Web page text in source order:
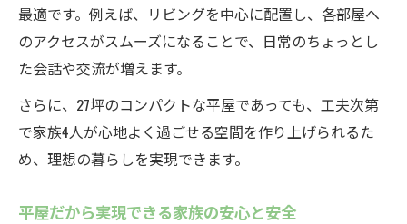
最適です。例えば、リビングを中心に配置し、各部屋へ
のアクセスがスムーズになることで、日常のちょっとし
た会話や交流が増えます。
さらに、27坪のコンパクトな平屋であっても、工夫次第
で家族4人が心地よく過ごせる空間を作り上げられるた
め、理想の暮らしを実現できます。
平屋だから実現できる家族の安心と安全